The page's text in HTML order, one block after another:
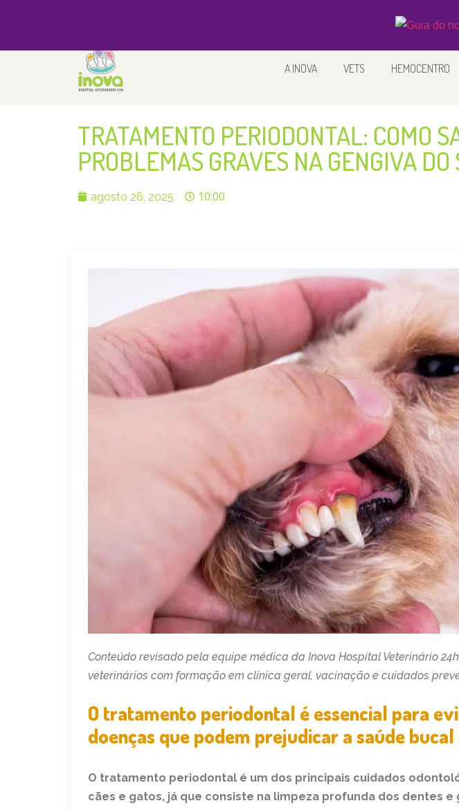
HOSPITAL VETERINÁRIO
A INOVA VETS HEMOCENTRO
TRATAMENTO PERIODONTAL: COMO
PROBLEMAS GRAVES NA GENGIVA DO
agosto 26, 2025 10:00
Conteúdo revisado pela equipe médica da Inova Hospital Veterinário
veterinários com formação em clínica geral, vacinação e cuidados
O tratamento periodontal é essencial para
doenças que podem prejudicar a saúde
O tratamento periodontal é um dos principais cuidados
cães e gatos, já que consiste na limpeza profunda dos dentes e